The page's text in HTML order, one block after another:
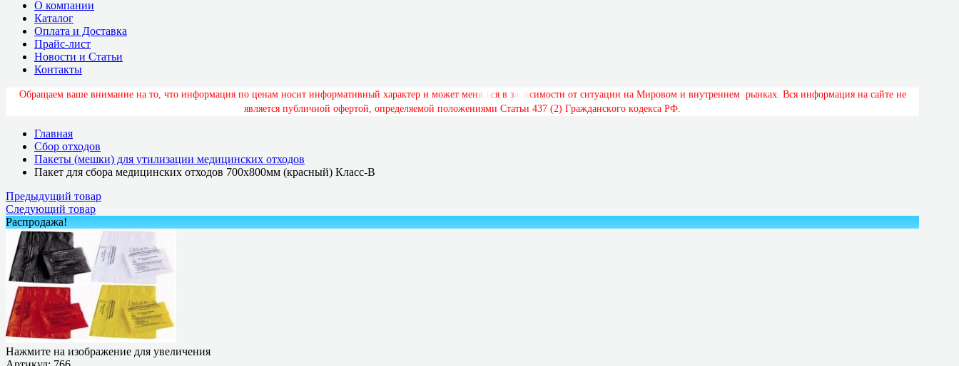
О компании
Каталог
Оплата и Доставка
Прайс-лист
Новости и Статьи
Контакты
Обращаем ваше внимание на то, что информация по ценам носит информативный характер и может менят ься в за исимости от ситуации на Мировом и внутреннем рынках. Вся информация на сайте не
является публичной офертой, определяемой положениями Статьи 437 (2) Гражданского кодекса РФ.
Главная
Сбор отходов
Пакеты (мешки) для утилизации медицинских отходов
Пакет для сбора медицинских отходов 700х800мм (красный) Класс-В
Предыдущий товар
Следующий товар
Распродажа!
Нажмите на изображение для увеличения